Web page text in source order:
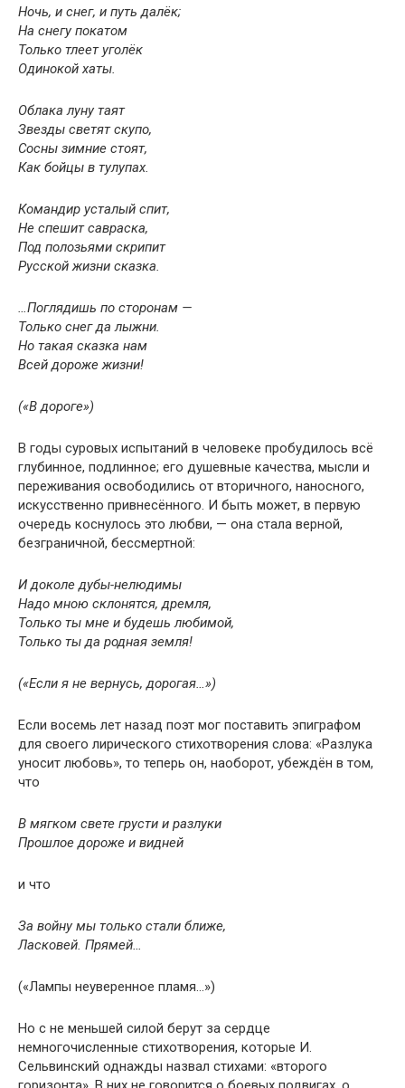
Ночь, и снег, и путь далёк;
На снегу покатом
Только тлеет уголёк
Одинокой хаты.
Облака луну таят
Звезды светят скупо,
Сосны зимние стоят,
Как бойцы в тулупах.
Командир усталый спит,
Не спешит савраска,
Под полозьями скрипит
Русской жизни сказка.
…Поглядишь по сторонам —
Только снег да лыжни.
Но такая сказка нам
Всей дороже жизни!
(«В дороге»)
В годы суровых испытаний в человеке пробудилось всё
глубинное, подлинное; его душевные качества, мысли и
переживания освободились от вторичного, наносного,
искусственно привнесённого. И быть может, в первую
очередь коснулось это любви, — она стала верной,
безграничной, бессмертной:
И доколе дубы-нелюдимы
Надо мною склонятся, дремля,
Только ты мне и будешь любимой,
Только ты да родная земля!
(«Если я не вернусь, дорогая…»)
Если восемь лет назад поэт мог поставить эпиграфом
для своего лирического стихотворения слова: «Разлука
уносит любовь», то теперь он, наоборот, убеждён в том,
что
В мягком свете грусти и разлуки
Прошлое дороже и видней
и что
За войну мы только стали ближе,
Ласковей. Прямей…
(«Лампы неуверенное пламя…»)
Но с не меньшей силой берут за сердце
немногочисленные стихотворения, которые И.
Сельвинский однажды назвал стихами: «второго